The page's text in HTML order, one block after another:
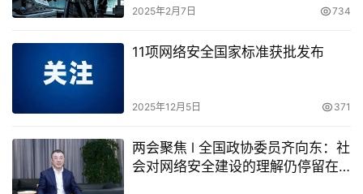
2025年2月7日 734
11项网络安全国家标准获批发布
2025年12月5日 371
两会聚焦 l 全国政协委员齐向东：社
会对网络安全建设的理解仍停留在